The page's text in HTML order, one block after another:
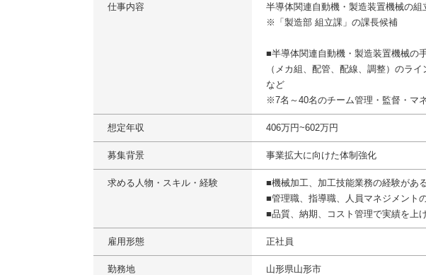
仕事内容
半導体関連自動機・製造装置機械の組
※「製造部 組立課」の課長候補
■半導体関連自動機・製造装置機械の
（メカ組、配管、配線、調整）のラ
など
※7名～40名のチーム管理・監督・マ
想定年収 406万円~602万円
募集背景 事業拡大に向けた体制強化
求める人物・スキル・経験
■機械加工、加工技能業務の経験があ
■管理職、指導職、人員マネジメント
■品質、納期、コスト管理で実績を上
雇用形態 正社員
勤務地 山形県山形市